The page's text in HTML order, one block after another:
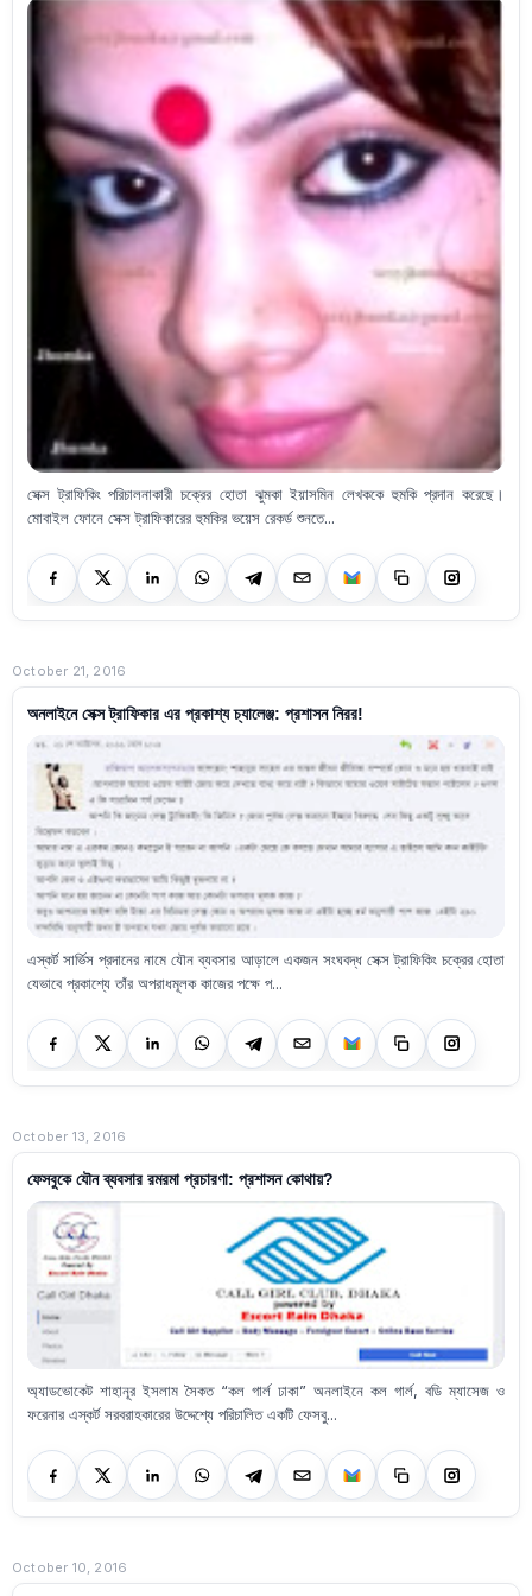
সেক্স ট্রাফিকিং পরিচালনাকারী চক্রের হোতা ঝুমকা ইয়াসমিন লেখককে হুমকি প্রদান করেছে।
মোবাইল ফোনে সেক্স ট্রাফিকারের হুমকির ভয়েস রেকর্ড শুনতে...
October 21, 2016
অনলাইনে সেক্স ট্রাফিকার এর প্রকাশ্য চ্যালেঞ্জ: প্রশাসন নিরর!
এস্কর্ট সার্ভিস প্রদানের নামে যৌন ব্যবসার আড়ালে একজন সংঘবদ্ধ সেক্স ট্রাফিকিং চক্রের হোতা
যেভাবে প্রকাশ্যে তাঁর অপরাধমূলক কাজের পক্ষে প...
October 13, 2016
ফেসবুকে যৌন ব্যবসার রমরমা প্রচারণা: প্রশাসন কোথায়?
অ্যাডভোকেট শাহানূর ইসলাম সৈকত “কল গার্ল ঢাকা” অনলাইনে কল গার্ল, বডি ম্যাসেজ ও
ফরেনার এস্কর্ট সরবরাহকারের উদ্দেশ্যে পরিচালিত একটি ফেসবু...
October 10, 2016